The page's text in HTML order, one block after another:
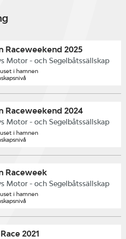
Raceweekend 2025
Motor - och Segelbåtssällskap
i hamnen
Raceweekend 2024
Motor - och Segelbåtssällskap
i hamnen
Raceweek
Motor - och Segelbåtssällskap
i hamnen
2021